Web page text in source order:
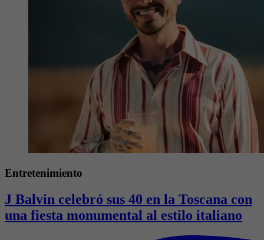
Entretenimiento
J Balvin celebró sus 40 en la Toscana con
una fiesta monumental al estilo italiano